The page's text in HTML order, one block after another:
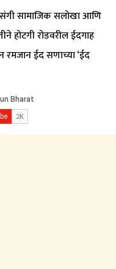
सामाजिक सलोखा आणि
होटगी रोडवरील ईदगाह
ईद सणाच्या ‘ईद